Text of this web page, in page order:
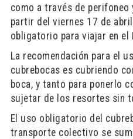
como a través de perifoneo
partir del viernes 17 de
obligatorio para viajar en el
La recomendación para el
cubrebocas es cubriendo
boca, y tanto para ponerlo
sujetar de los resortes sin
El uso obligatorio del
transporte colectivo se